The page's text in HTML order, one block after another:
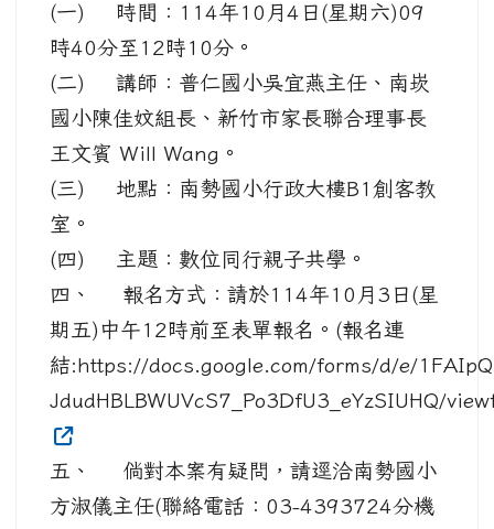
(一) 時間：114年10月4日(星期六)09
時40分至12時10分。
(二) 講師：普仁國小吳宜燕主任、南崁
國小陳佳妏組長、新竹市家長聯合理事長
王文賓 Will Wang。
(三) 地點：南勢國小行政大樓B1創客教
室。
(四) 主題：數位同行親子共學。
四、 報名方式：請於114年10月3日(星
期五)中午12時前至表單報名。(報名連
結:https://docs.google.com/forms/d/e/
JdudHBLBWUVcS7_Po3DfU3_eYzSIUHQ/
五、 倘對本案有疑問，請逕洽南勢國小
方淑儀主任(聯絡電話：03-4393724分機